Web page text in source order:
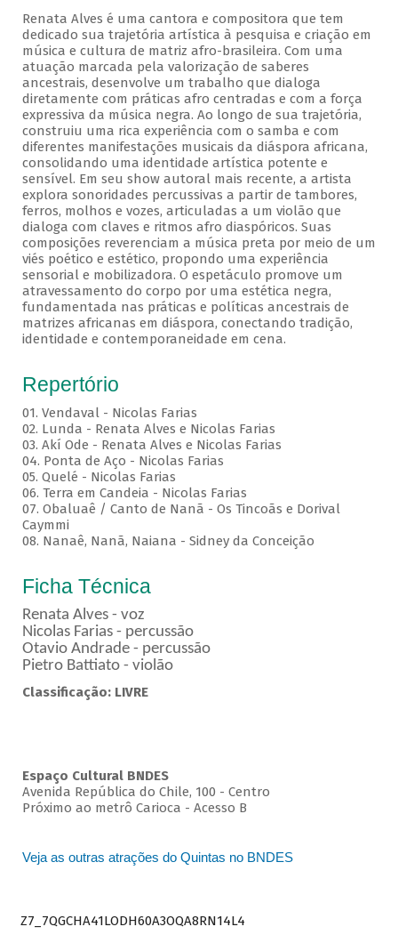
Renata Alves é uma cantora e compositora que tem
dedicado sua trajetória artística à pesquisa e criação em
música e cultura de matriz afro-brasileira. Com uma
atuação marcada pela valorização de saberes
ancestrais, desenvolve um trabalho que dialoga
diretamente com práticas afro centradas e com a força
expressiva da música negra. Ao longo de sua trajetória,
construiu uma rica experiência com o samba e com
diferentes manifestações musicais da diáspora africana,
consolidando uma identidade artística potente e
sensível. Em seu show autoral mais recente, a artista
explora sonoridades percussivas a partir de tambores,
ferros, molhos e vozes, articuladas a um violão que
dialoga com claves e ritmos afro diaspóricos. Suas
composições reverenciam a música preta por meio de um
viés poético e estético, propondo uma experiência
sensorial e mobilizadora. O espetáculo promove um
atravessamento do corpo por uma estética negra,
fundamentada nas práticas e políticas ancestrais de
matrizes africanas em diáspora, conectando tradição,
identidade e contemporaneidade em cena.
Repertório
01. Vendaval - Nicolas Farias
02. Lunda - Renata Alves e Nicolas Farias
03. Akí Ode - Renata Alves e Nicolas Farias
04. Ponta de Aço - Nicolas Farias
05. Quelé - Nicolas Farias
06. Terra em Candeia - Nicolas Farias
07. Obaluaê / Canto de Nanã - Os Tincoãs e Dorival
Caymmi
08. Nanaê, Nanã, Naiana - Sidney da Conceição
Ficha Técnica
Renata Alves - voz
Nicolas Farias - percussão
Otavio Andrade - percussão
Pietro Battiato - violão
Classificação: LIVRE
Espaço Cultural BNDES
Avenida República do Chile, 100 - Centro
Próximo ao metrô Carioca - Acesso B
Veja as outras atrações do Quintas no BNDES
Z7_7QGCHA41LODH60A3OQA8RN14L4